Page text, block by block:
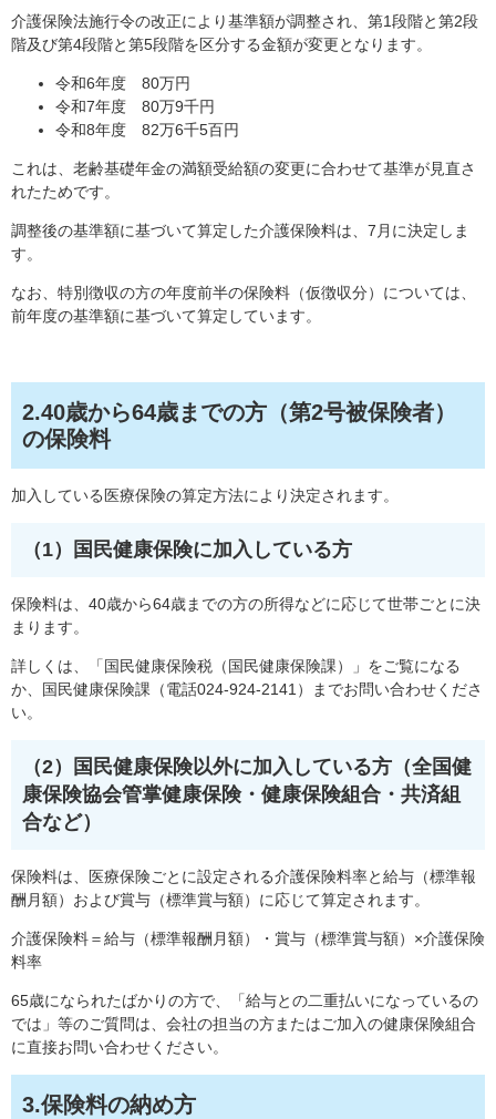
介護保険法施行令の改正により基準額が調整され、第1段階と第2段
階及び第4段階と第5段階を区分する金額が変更となります。
令和6年度 80万円
令和7年度 80万9千円
令和8年度 82万6千5百円
これは、老齢基礎年金の満額受給額の変更に合わせて基準が見直さ
れたためです。
調整後の基準額に基づいて算定した介護保険料は、7月に決定しま
す。
なお、特別徴収の方の年度前半の保険料（仮徴収分）については、
前年度の基準額に基づいて算定しています。
2.40歳から64歳までの方（第2号被保険者）
の保険料
加入している医療保険の算定方法により決定されます。
（1）国民健康保険に加入している方
保険料は、40歳から64歳までの方の所得などに応じて世帯ごとに決
まります。
詳しくは、「 国民健康保険税（国民健康保険課）
」をご覧になる
か、国民健康保険課（電話024-924-2141）までお問い合わせくださ
い。
（2）国民健康保険以外に加入している方（全国健
康保険協会管掌健康保険・健康保険組合・共済組
合など）
保険料は、医療保険ごとに設定される介護保険料率と給与（標準報
酬月額）および賞与（標準賞与額）に応じて算定されます。
介護保険料＝給与（標準報酬月額）・賞与（標準賞与額）×介護保険
料率
65歳になられたばかりの方で、「給与との二重払いになっているの
では」等のご質問は、会社の担当の方またはご加入の健康保険組合
に直接お問い合わせください。
3.保険料の納め方